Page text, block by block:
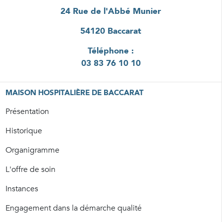
24 Rue de l'Abbé Munier
54120 Baccarat
Téléphone :
03 83 76 10 10
MAISON HOSPITALIÈRE DE BACCARAT
Présentation
Historique
Organigramme
L'offre de soin
Instances
Engagement dans la démarche qualité